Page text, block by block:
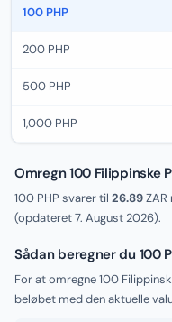
100 PHP
200 PHP
500 PHP
1,000 PHP
Omregn 100 Filippinske
100 PHP svarer til 26.89
(opdateret7. August 2026).
Sådan beregner du 100
For at omregne 100
beløbet med den aktuelle